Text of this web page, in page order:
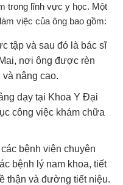
trong lĩnh vực y học. Một
việc của ông bao gồm:
tập và sau đó là bác sĩ
nơi ông được rèn
và nâng cao.
dạy tại Khoa Y Đại
công việc khám chữa
bệnh viện chuyên
bệnh lý nam khoa, tiết
thận và đường tiết niệu.